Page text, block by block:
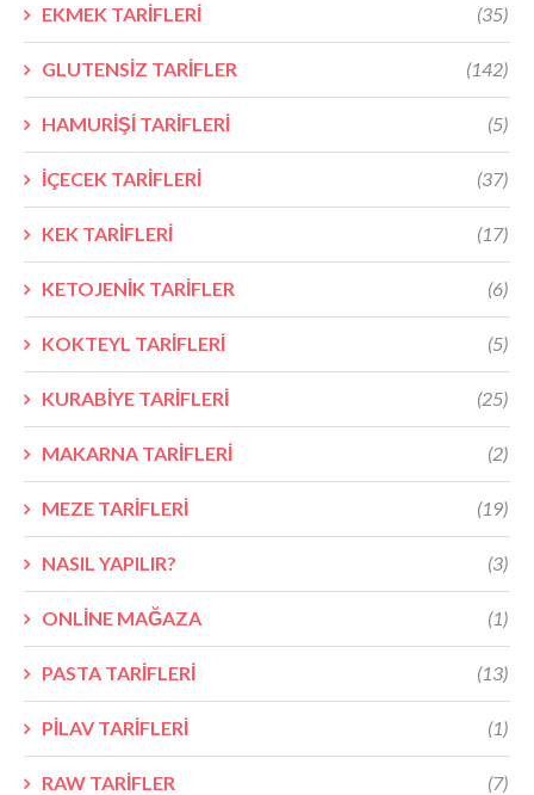
EKMEK TARİFLERİ (35)
GLUTENSİZ TARİFLER (142)
HAMURİŞİ TARİFLERİ (5)
İÇECEK TARİFLERİ (37)
KEK TARİFLERİ (17)
KETOJENİK TARİFLER (6)
KOKTEYL TARİFLERİ (5)
KURABİYE TARİFLERİ (25)
MAKARNA TARİFLERİ (2)
MEZE TARİFLERİ (19)
NASIL YAPILIR? (3)
ONLİNE MAĞAZA (1)
PASTA TARİFLERİ (13)
PİLAV TARİFLERİ (1)
RAW TARİFLER (7)